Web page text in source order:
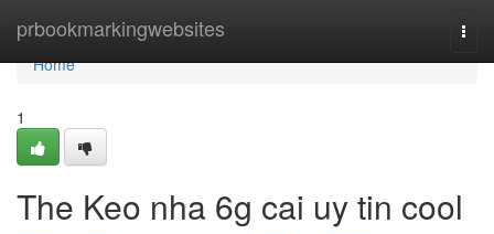
prbookmarkingwebsites
Home
Home
1
The Keo nha 6g cai uy tin cool